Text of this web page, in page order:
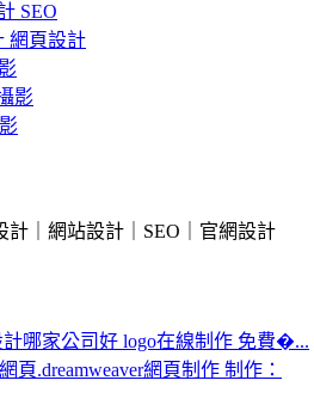
SEO
網頁設計
影
計｜網站設計｜SEO｜官網設計
計哪家公司好 logo在線制作 免費�...
頁.dreamweaver網頁制作 制作：